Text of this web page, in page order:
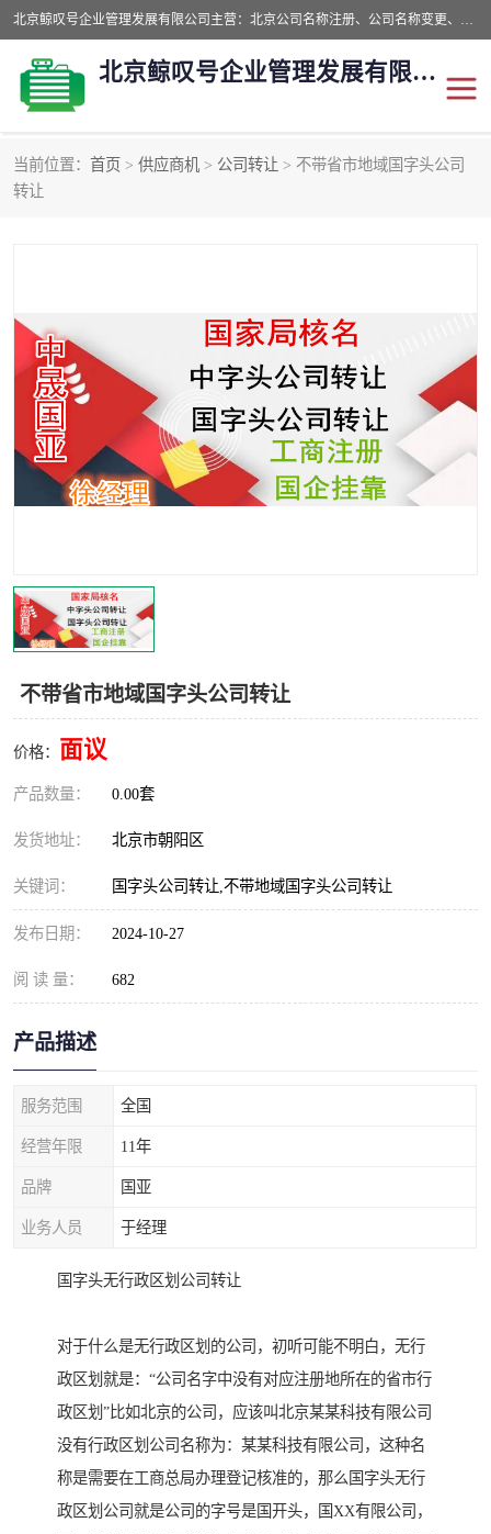
北京鲸叹号企业管理发展有限公司主营：北京公司名称注册、公司名称变更、公司名称去掉省市地域、国字头公司注册、中字头公司注册、总局核名注册等业务，全国统一热线电话：*。北京鲸叹号企业管理发展有限公司在职员工51人，我们有zui好的产品和技术团队，我们为客户提供较好的产品，良好的技术支持，健全的售后服务。
北京鲸叹号企业管理发展有限公司
当前位置： 首页 > 供应商机 > 公司转让 > 不带省市地域国字头公司
转让
不带省市地域国字头公司转让
价格： 面议
产品数量： 0.00套
发货地址： 北京市朝阳区
关键词： 国字头公司转让,不带地域国字头公司转让
发布日期： 2024-10-27
阅 读 量： 682
产品描述
服务范围 全国
经营年限 11年
品牌 国亚
业务人员 于经理
国字头无行政区划公司转让
对于什么是无行政区划的公司，初听可能不明白，无行
政区划就是：“公司名字中没有对应注册地所在的省市行
政区划”比如北京的公司，应该叫北京某某科技有限公司
没有行政区划公司名称为：某某科技有限公司，这种名
称是需要在工商总局办理登记核准的，那么国字头无行
政区划公司就是公司的字号是国开头，国XX有限公司，
公司注销